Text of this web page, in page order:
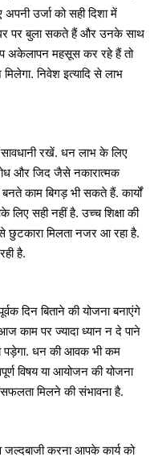
अपनी उर्जा को सही दिशा में
पर बुला सकते हैं और उनके साथ
अकेलापन महसूस कर रहे हैं तो
निवेश इत्यादि से लाभ
रखें. धन लाभ के लिए
और जिद जैसे नकारात्मक
काम बिगड़ भी सकते हैं. कार्यों
सही नहीं है. उच्च शिक्षा की
से छुटकारा मिलता नजर आ रहा है.
है.
दिन बिताने की योजना बनाएंगे
काम पर ज्यादा ध्यान न दे पाने
पड़ेगा. धन की आवक भी कम
विषय या आयोजन की योजना
सफलता मिलने की संभावना है.
करना आपके कार्य को